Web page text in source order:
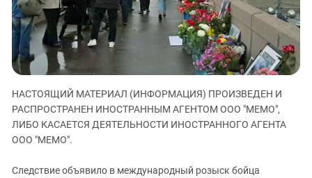
ЗАСТАВЛЯЕТ
КАВКАЗ ЗА ПАЛЕСТИНУ
ИНАКОМЫСЛИЕ В ЧЕЧНЕ
ПРЕСЛЕДОВАНИЕ АКТИВИСТОВ
МОБИЛИЗАЦИЯ И ПРОТЕСТЫ
Дагестан
Ингушетия
Кабардино-Балкария
Калмыкия
Карачаево-Черкесия
Краснодарский край
Нагорный Карабах
НАСТОЯЩИЙ МАТЕРИАЛ (ИНФОРМАЦИЯ) ПРОИЗВЕДЕН И
РАСПРОСТРАНЕН ИНОСТРАННЫМ АГЕНТОМ ООО "МЕМО",
ЛИБО КАСАЕТСЯ ДЕЯТЕЛЬНОСТИ ИНОСТРАННОГО АГЕНТА
ООО "МЕМО".
Следствие объявило в международный розыск бойца